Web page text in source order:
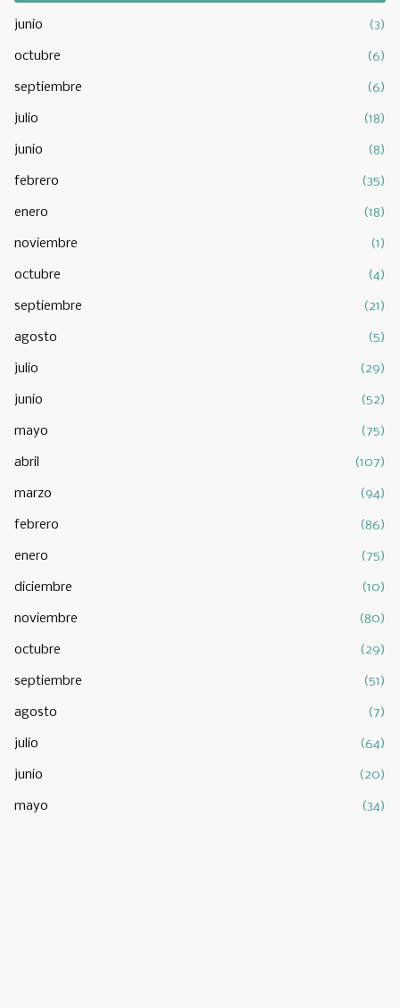
junio (3)
octubre (6)
septiembre (6)
julio (18)
junio (8)
febrero (35)
enero (18)
noviembre (1)
octubre (4)
septiembre (21)
agosto (5)
julio (29)
junio (52)
mayo (75)
abril (107)
marzo (94)
febrero (86)
enero (75)
diciembre (10)
noviembre (80)
octubre (29)
septiembre (51)
agosto (7)
julio (64)
junio (20)
mayo (34)